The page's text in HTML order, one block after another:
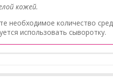
кожей.
необходимое количество
использовать сыворотку.